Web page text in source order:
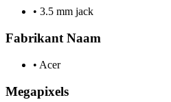
• 3.5 mm jack
Fabrikant Naam
• Acer
Megapixels